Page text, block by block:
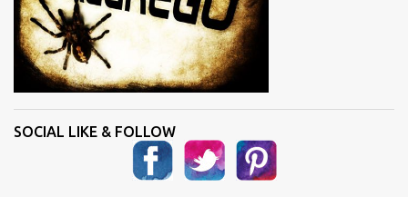
SOCIAL LIKE & FOLLOW